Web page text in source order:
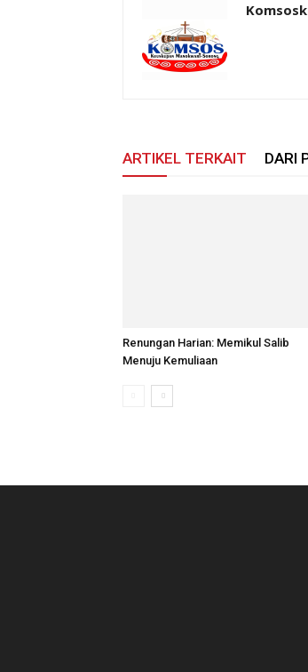
ARTIKEL TERKAIT DARI
Renungan Harian: Memikul Salib
Menuju Kemuliaan